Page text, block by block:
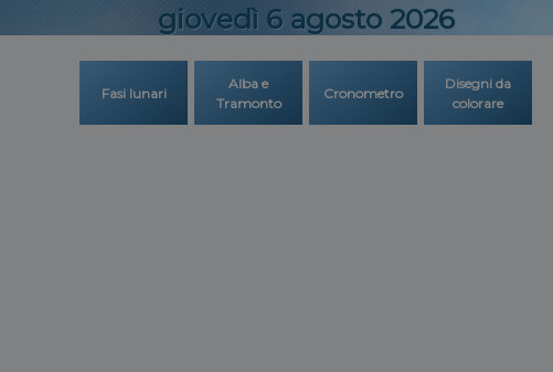
giovedì 6 agosto 2026
Fasi lunari
Alba e
Tramonto
Cronometro
Disegni da
colorare